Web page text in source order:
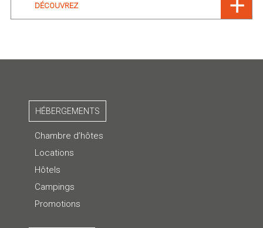
DÉCOUVREZ
HÉBERGEMENTS
Chambre d’hôtes
Locations
Hôtels
Campings
Promotions